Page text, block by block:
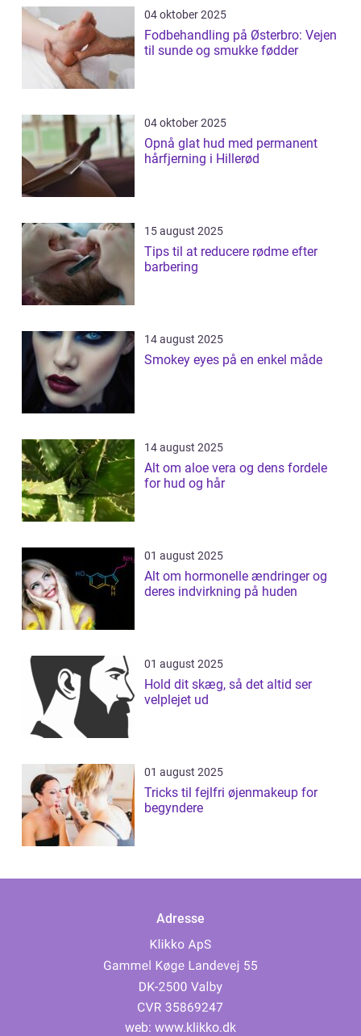
04 oktober 2025
Fodbehandling på Østerbro: Vejen
til sunde og smukke fødder
04 oktober 2025
Opnå glat hud med permanent
hårfjerning i Hillerød
15 august 2025
Tips til at reducere rødme efter
barbering
14 august 2025
Smokey eyes på en enkel måde
14 august 2025
Alt om aloe vera og dens fordele
for hud og hår
01 august 2025
Alt om hormonelle ændringer og
deres indvirkning på huden
01 august 2025
Hold dit skæg, så det altid ser
velplejet ud
01 august 2025
Tricks til fejlfri øjenmakeup for
begyndere
Adresse
web: www.klikko.dk